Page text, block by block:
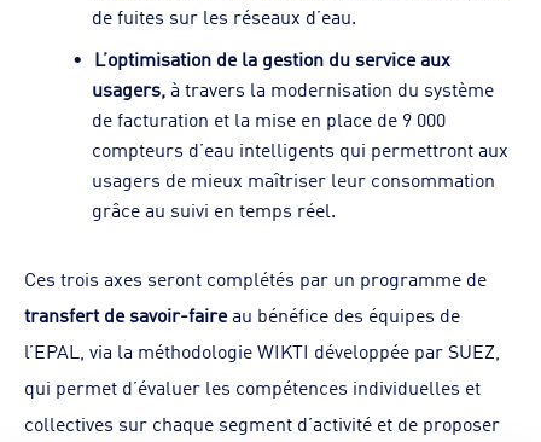
de fuites sur les réseaux d’eau.
L’optimisation de la gestion du service aux
usagers,à travers la modernisation du système
de facturation et la mise en place de 9 000
compteurs d’eau intelligents qui permettront aux
usagers de mieux maîtriser leur consommation
grâce au suivi en temps réel.
Ces trois axes seront complétés par un programme de
transfert de savoir-faireau bénéfice des équipes de
l’EPAL, via la méthodologie WIKTI développée par SUEZ,
qui permet d’évaluer les compétences individuelles et
collectives sur chaque segment d’activité et de proposer